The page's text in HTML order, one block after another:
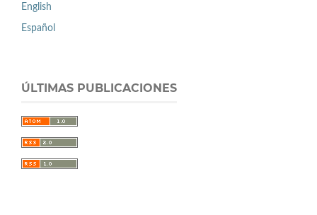
English
Español
ÚLTIMAS PUBLICACIONES